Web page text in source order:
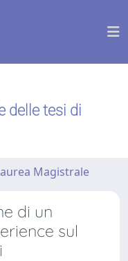
delle tesi di
Magistrale
di un
sul